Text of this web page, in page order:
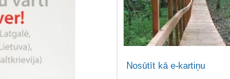
Nosūtīt kā e-kartiņu